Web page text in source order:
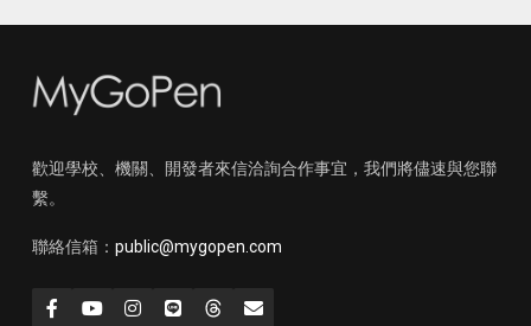
歡迎學校、機關、開發者來信洽詢合作事宜，我們將儘速與您聯
繫。
聯絡信箱： public@mygopen.com